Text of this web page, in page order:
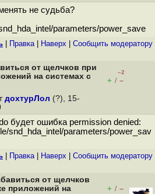
не судьба?
parameters/power_save
Правка| Наверх Cообщить модератору
от щелчков при
на системах с
–2
+ / –
дохтурЛол (?), 15-
будет ошибка permission denied:
snd_hda_intel/parameters/power_sav
Правка| Наверх Cообщить модератору
от щелчков
приложений на
+ / –